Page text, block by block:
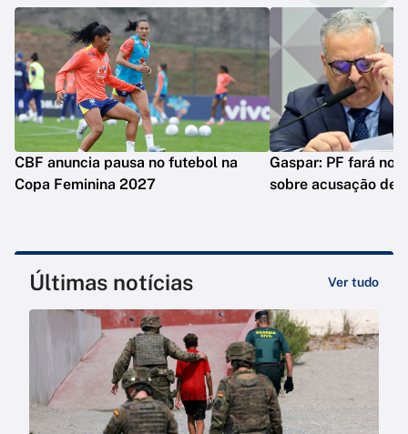
CBF anuncia pausa no futebol na
Copa Feminina 2027
Gaspar: PF fará
sobre acusação de
Últimas notícias Ver tudo